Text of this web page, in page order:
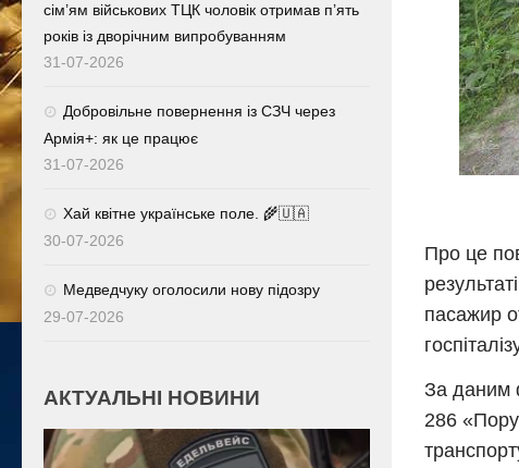
Про це
пасажир
За даним
286
сім’ям військових ТЦК чоловік отримав п’ять
років із дворічним випробуванням
31-07-2026
Добровільне повернення із СЗЧ через
Армія+: як це працює
31-07-2026
Хай квітне українське поле. 🌾🇺🇦
30-07-2026
Медведчуку оголосили нову підозру
29-07-2026
АКТУАЛЬНІ НОВИНИ